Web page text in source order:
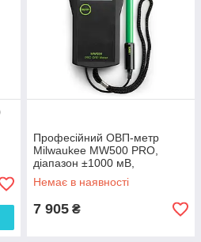
Професійний ОВП-метр
Milwaukee MW500 PRO,
діапазон ±1000 мВ,
Угорщина
Немає в наявності
7 905 ₴